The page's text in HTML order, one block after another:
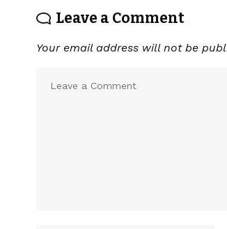
Leave a Comment
Your email address will not be